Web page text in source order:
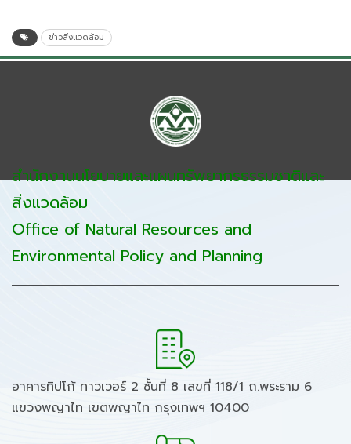
ข่าวสิ่งแวดล้อม
สำนักงานนโยบายและแผนทรัพยากรธรรมชาติและ
สิ่งแวดล้อม
Office of Natural Resources and
Environmental Policy and Planning
อาคารทิปโก้ ทาวเวอร์ 2 ชั้นที่ 8 เลขที่ 118/1 ถ.พระราม 6
แขวงพญาไท เขตพญาไท กรุงเทพฯ 10400